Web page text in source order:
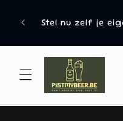
de
Stel nu zelf je